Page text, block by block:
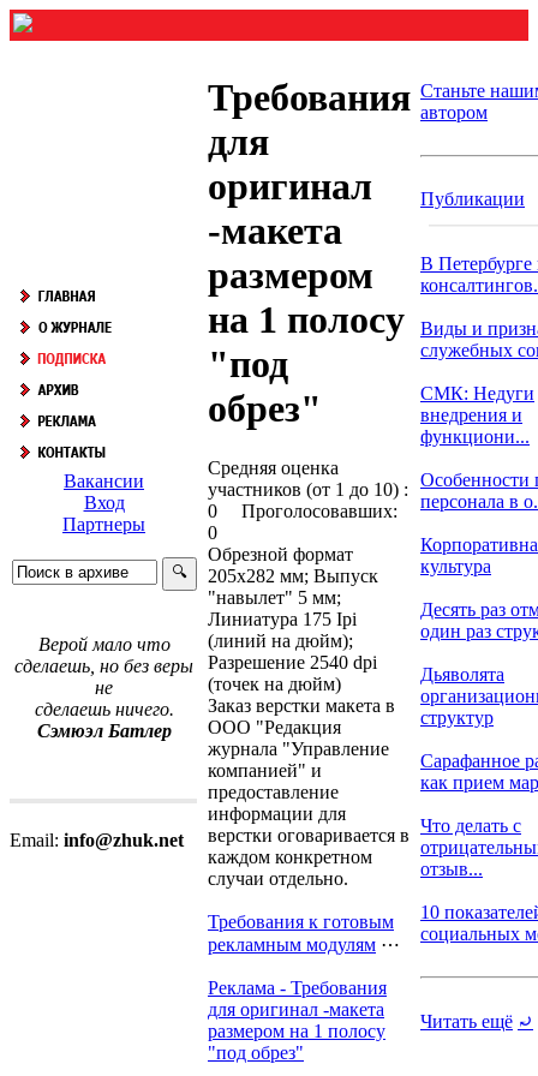
Вакансии
Вход
Партнеры
Верой мало что
сделаешь, но без веры
не
сделаешь ничего.
Сэмюэл Батлер
Email: info@zhuk.net
Требования
для
оригинал
-макета
размером
на 1 полосу
"под
обрез"
Средняя оценка
участников (от 1 до 10) :
0 Проголосовавших:
0
Обрезной формат
205х282 мм; Выпуск
"навылет" 5 мм;
Линиатура 175 Ipi
(линий на дюйм);
Разрешение 2540 dpi
(точек на дюйм)
Заказ верстки макета в
ООО "Редакция
журнала "Управление
компанией" и
предоставление
информации для
верстки оговаривается в
каждом конкретном
случаи отдельно.
Требования к готовым
рекламным модулям ⋯
Реклама - Требования
для оригинал -макета
размером на 1 полосу
"под обрез"
Станьте
автором
Публикации
В Петербурге
Виды и
служебных
СМК: Недуги
внедрения и
функциони...
Особенности
персонала в
культура
Десять раз
один раз
Дьяволята
структур
Сарафанное
как прием
Что делать с
отзыв...
10
социальных
Читать ещё ⤾